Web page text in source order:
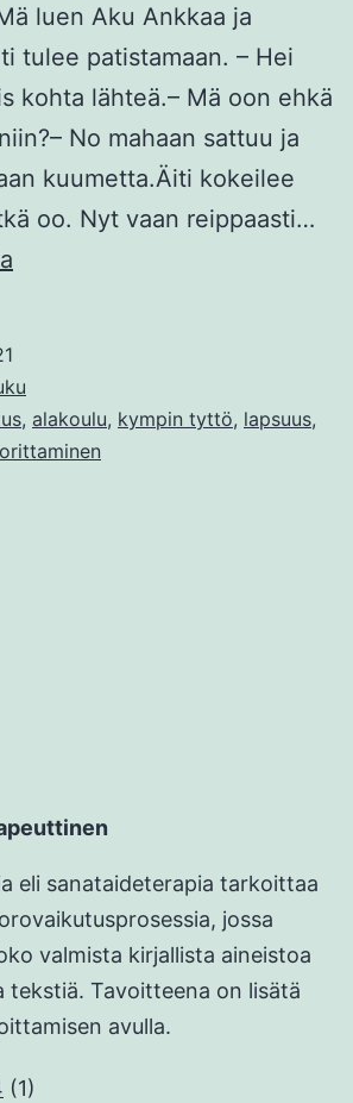
luen Aku Ankkaa ja
tulee patistamaan. – Hei
kohta lähteä.– Mä oon ehkä
No mahaan sattuu ja
kuumetta.Äiti kokeilee
oo. Nyt vaan reippaasti…
, alakoulu, kympin tyttö, lapsuus,
eli sanataideterapia tarkoittaa
jossa
valmista kirjallista aineistoa
Tavoitteena on lisätä
avulla.
(1)